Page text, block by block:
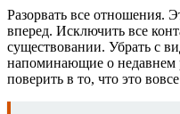
Разорвать все отношения.
вперед. Исключить все
существовании. Убрать с
напоминающие о недавнем
поверить в то, что это